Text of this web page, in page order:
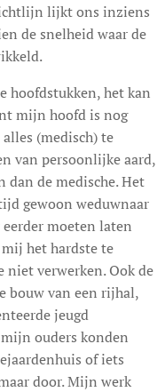
lijkt ons inziens
de snelheid waar de
hoofdstukken, het kan
mijn hoofd is nog
(medisch) te
van persoonlijke aard,
dan de medische. Het
gewoon weduwnaar
moeten laten
het hardste te
niet verwerken. Ook de
bouw van een rijhal,
jeugd
ouders konden
of iets
door. Mijn werk